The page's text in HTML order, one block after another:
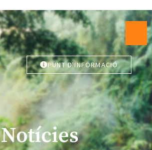
PUNT D'INFORMACIÓ
Notícies